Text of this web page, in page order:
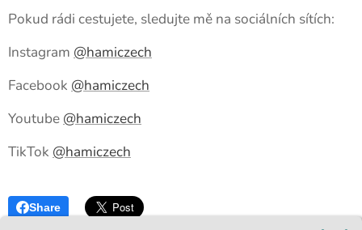
Pokud rádi cestujete, sledujte mě na sociálních sítích:
Instagram @hamiczech
Facebook @hamiczech
Youtube @hamiczech
TikTok @hamiczech
Share